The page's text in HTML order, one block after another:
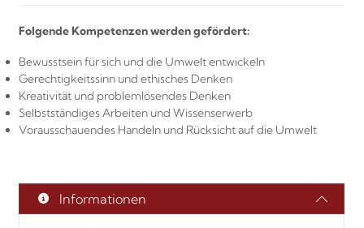
Folgende Kompetenzen werden gefördert:
Bewusstsein für sich und die Umwelt entwickeln
Gerechtigkeitssinn und ethisches Denken
Kreativität und problemlösendes Denken
Selbstständiges Arbeiten und Wissenserwerb
Vorausschauendes Handeln und Rücksicht auf die Umwelt
Informationen